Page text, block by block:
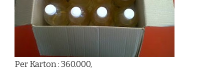
Per Karton : 360.000,